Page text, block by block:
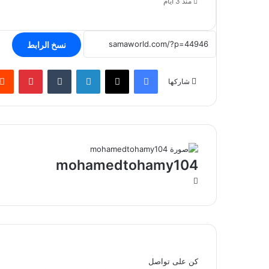
نسخ الرابط
شاركها
فيسبوك ‫X لينكدإن
mohamedtohamy104
كن على تواصل